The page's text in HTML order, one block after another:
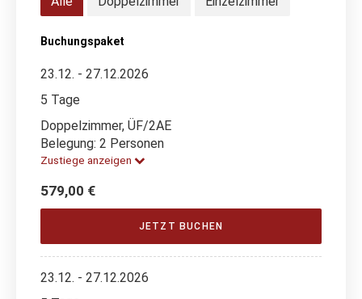
Buchungspaket
23.12. - 27.12.2026
5 Tage
Doppelzimmer, ÜF/2AE
Belegung: 2 Personen
Zustiege anzeigen
579,00 €
JETZT BUCHEN
23.12. - 27.12.2026